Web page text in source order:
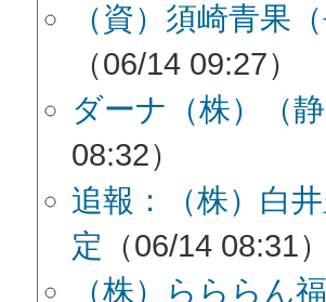
（資）須崎青果
（06/14 09:27）
ダーナ（株）（
08:32）
追報：（株）白
定 （06/14 08:31
（株）らららん